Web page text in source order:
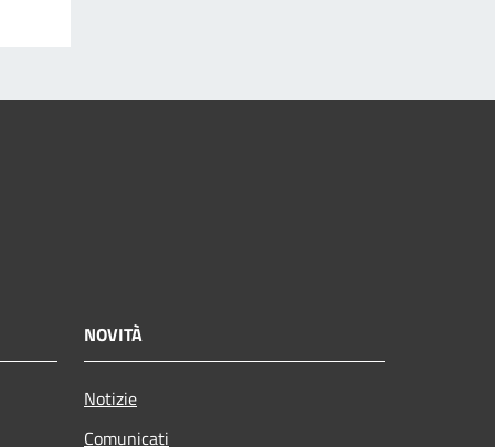
NOVITÀ
Notizie
Comunicati